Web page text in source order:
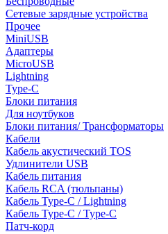
Сетевые зарядные устройства
Прочее
MiniUSB
Адаптеры
MicroUSB
Lightning
Type-C
Блоки питания
Для ноутбуков
Блоки питания/ Трансформаторы
Кабели
Кабель акустический TOS
Удлинители USB
Кабель питания
Кабель RCA (тюльпаны)
Кабель Type-C / Lightning
Кабель Type-C / Type-C
Патч-корд